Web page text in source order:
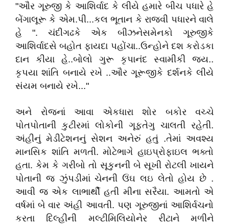
"ઔર ગૂરુજી કે આશિર્વાદ કે લીયે હમારે બીચ પધારે હે
બેંગાલૂરૂ કે એમ.પી...કલ ભૂતાન કે રાજવી પધારને વાલે
હે ". ચંદીગઢકે એક બીઝનેસમેનકો ગૂરુજીકે
આશિર્વાદસે બહોત ફાયદા પહોંચા..ઉન્હોને દશ કરોડકા
દાન કીયા હે..બોલો ગુરૂ કૃપાનંદ સ્વામીકી જય..
કૃપયા શાંતિ બનાયે રખે ..ઔર ગૂરૂજીકે દર્શનકે લીયે
સંયમ બનાયે રખે..."
અને રોજનાં આવા એકધારા શોર બકોર વચ્ચે
પોતપોતાની કુટીરમાં લોકોની ગૂફતેગુ ચાલતી રહેતી.
અંહીનું મેડીટેશનનું સેશન અનેરું હતું .તેમાં અવશ્ય
માનસિક શાંતિ મળતી. મોટેભાગે હાઇપ્રોફાઇલ ભક્તો
હતા. કેમ કે ગરીબો તો સૂકુનની બે સૂખી રોટલી ખાયને
પોતાની જ ઝુંપડીમાં ચેનની ઉંઘ લઇ લેતો હોય છે .
આવી જ એક લાભાર્થી હતી મીના સરૈયા. આમતો એ
વર્ષમાં બે વાર અંહી આવતી. પણ ગૂરુજીનાં આશિર્વચનો
કરતા દિલ્હીની મલ્ટીમિલિયોનેર રીટાને મળીને